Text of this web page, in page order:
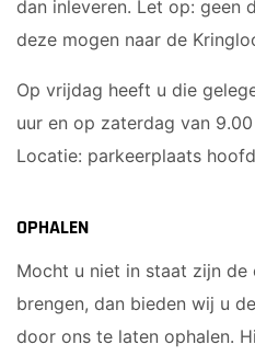
dan inleveren. Let op: geen
deze mogen naar de
Op vrijdag heeft u die
uur en op zaterdag van 9.00
Locatie: parkeerplaats
OPHALEN
Mocht u niet in staat zijn
brengen, dan bieden wij u
door ons te laten ophalen.